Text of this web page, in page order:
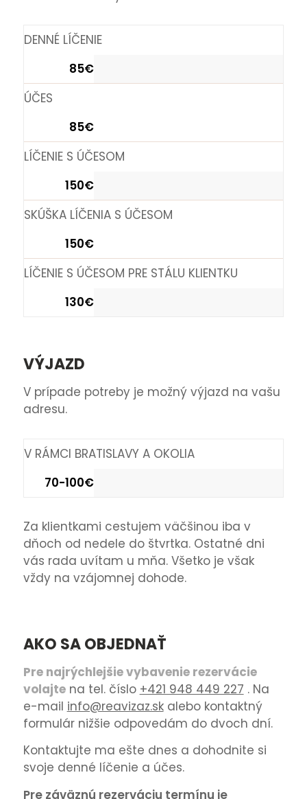
DENNÉ LÍČENIE
85€
ÚČES
85€
LÍČENIE S ÚČESOM
150€
SKÚŠKA LÍČENIA S ÚČESOM
150€
LÍČENIE S ÚČESOM PRE STÁLU KLIENTKU
130€
VÝJAZD
V prípade potreby je možný výjazd na vašu
adresu.
V RÁMCI BRATISLAVY A OKOLIA
70-100€
Za klientkami cestujem väčšinou iba v
dňoch od nedele do štvrtka. Ostatné dni
vás rada uvítam u mňa. Všetko je však
vždy na vzájomnej dohode.
AKO SA OBJEDNAŤ
Pre najrýchlejšie vybavenie rezervácie
volajtena tel. číslo +421 948 449 227 . Na
e-mail info@reavizaz.skalebo kontaktný
formulár nižšie odpovedám do dvoch dní.
Kontaktujte ma ešte dnes a dohodnite si
svoje denné líčenie a účes.
Pre záväznú rezerváciu termínu je